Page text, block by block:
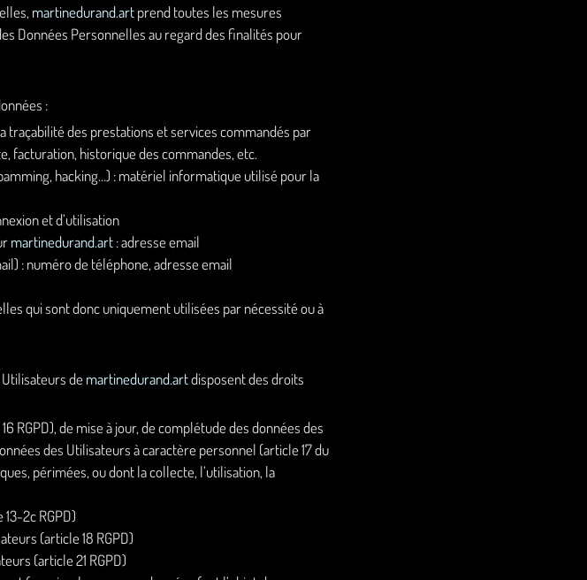
martinedurand.artprend toutes les mesures
Données Personnelles au regard des finalités pour
:
traçabilité des prestations et services commandés par
facturation, historique des commandes, etc.
hacking…) : matériel informatique utilisé pour la
et d’utilisation
martinedurand.art: adresse email
: numéro de téléphone, adresse email
qui sont donc uniquement utilisées par nécessité ou à
demartinedurand.artdisposent des droits
RGPD), de mise à jour, de complétude des données des
des Utilisateurs à caractère personnel (article 17 du
périmées, ou dont la collecte, l’utilisation, la
2c RGPD)
(article 18 RGPD)
(article 21 RGPD)